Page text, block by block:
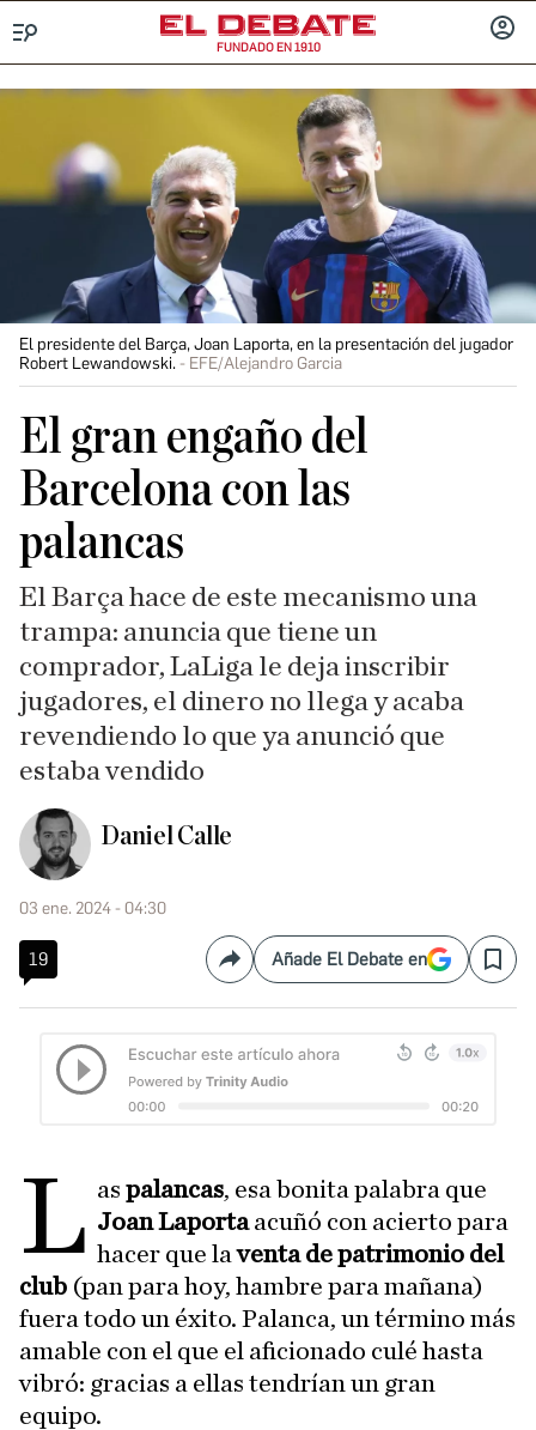
FUNDADO EN 1910
El presidente del Barça, Joan Laporta, en la presentación del jugador
Robert Lewandowski.
EFE/Alejandro Garcia
El gran engaño del
Barcelona con las
palancas
El Barça hace de este mecanismo una
trampa: anuncia que tiene un
comprador, LaLiga le deja inscribir
jugadores, el dinero no llega y acaba
revendiendo lo que ya anunció que
estaba vendido
Daniel Calle
03 ene. 2024 - 04:30
19 CompartirAñade El Debate en Save
L aspalancas, esa bonita palabra que
Joan Laportaacuñó con acierto para
hacer que laventa de patrimonio del
club (pan para hoy, hambre para mañana)
fuera todo un éxito. Palanca, un término más
amable con el que el aficionado culé hasta
vibró: gracias a ellas tendrían un gran
equipo.